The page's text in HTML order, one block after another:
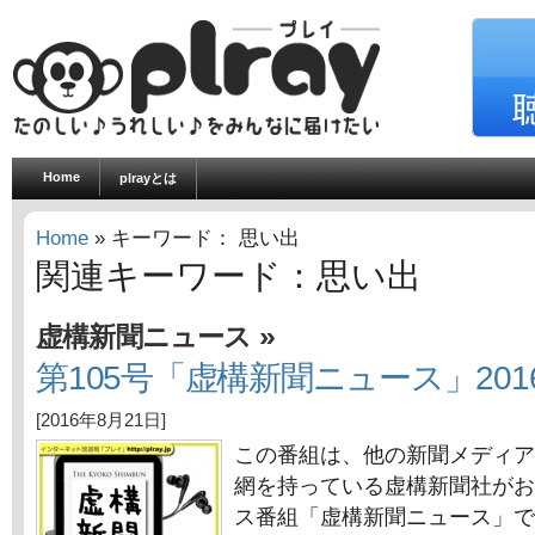
Home plrayとは
Home » キーワード： 思い出
関連キーワード：思い出
虚構新聞ニュース »
第105号「虚構新聞ニュース」
[2016年8月21日]
この番組は、他の新聞メディ
網を持っている虚構新聞社が
ス番組「虚構新聞ニュース」